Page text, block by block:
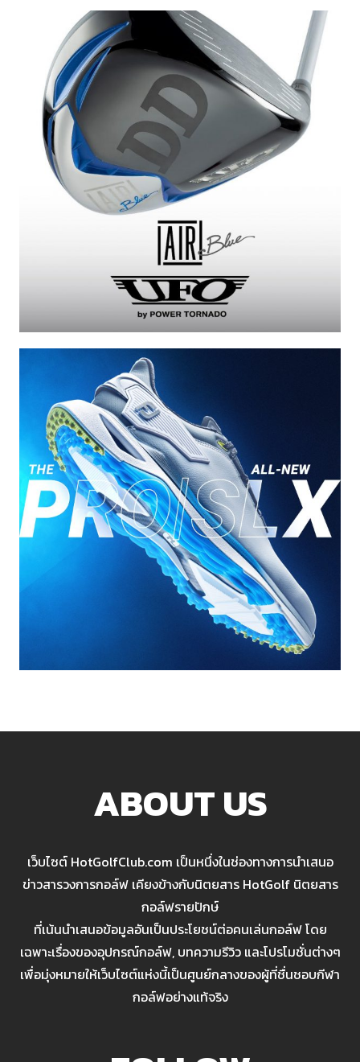
ABOUT US
เว็บไซต์ HotGolfClub.com เป็นหนึ่งในช่องทางการนำเสนอ
ข่าวสารวงการกอล์ฟ เคียงข้างกับนิตยสาร HotGolf นิตยสาร
กอล์ฟรายปักษ์
ที่เน้นนำเสนอข้อมูลอันเป็นประโยชน์ต่อคนเล่นกอล์ฟ โดย
เฉพาะเรื่องของอุปกรณ์กอล์ฟ, บทความรีวิว และโปรโมชั่นต่างๆ
เพื่อมุ่งหมายให้เว็บไซต์แห่งนี้เป็นศูนย์กลางของผู้ที่ชื่นชอบกีฬา
กอล์ฟอย่างแท้จริง